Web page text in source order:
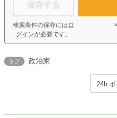
保存する
検索条件の保存には ロ
グインが必要です。
タグ 政治家